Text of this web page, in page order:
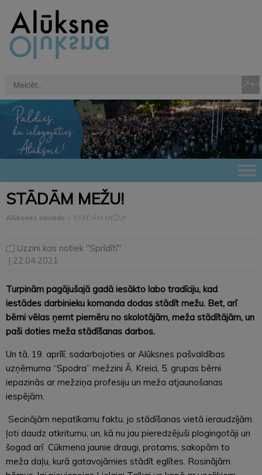
STĀDĀM MEŽU!
Alūksnes novads > STĀDĀM MEŽU!
Uzzini kas notiek "Sprīdītī"
| 22.04.2021
Turpinām pagājušajā gadā iesākto labo tradīciju, kad
iestādes darbinieku komanda dodas stādīt mežu. Bet, arī
bērni vēlas ņemt piemēru no skolotājām, meža stādītājām, un
paši doties meža stādīšanas darbos.
Un tā, 19. aprīlī, sadarbojoties ar Alūksnes pašvaldības
uzņēmuma “Spodra” mežzini Ā. Kreici, 5. grupas bērni
iepazinās ar mežziņa profesiju un meža atjaunošanas
iespējām.
Secinājām nepatīkamu faktu, jo stādīšanas vietā ieraudzījām
ļoti daudz atkritumu, un, kā nu jau pieredzējuši plogingotāji un
šogad arī Cūkmena jaunie draugi, protams, sakopām to
meža daļu, kurā gatavojāmies stādīt eglītes. Rosinājām